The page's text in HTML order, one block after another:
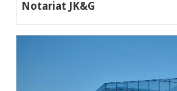
Notariat JK&G